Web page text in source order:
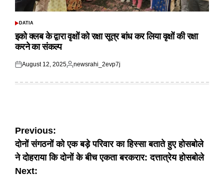
POSTED
DATIA
इको क्लब के द्वारा वृक्षों को रक्षा सूत्र बांध कर लिया वृक्षों की रक्षा
करने का संकल्प
Posted
August 12, 2025
Posted
newsrahi_2evp7j
Post
navigation
Previous:
दोनों संगठनों को एक बड़े परिवार का हिस्सा बताते हुए होसबोले
ने दोहराया कि दोनों के बीच एकता बरकरार: दत्तात्रेय होसबोले
Next: